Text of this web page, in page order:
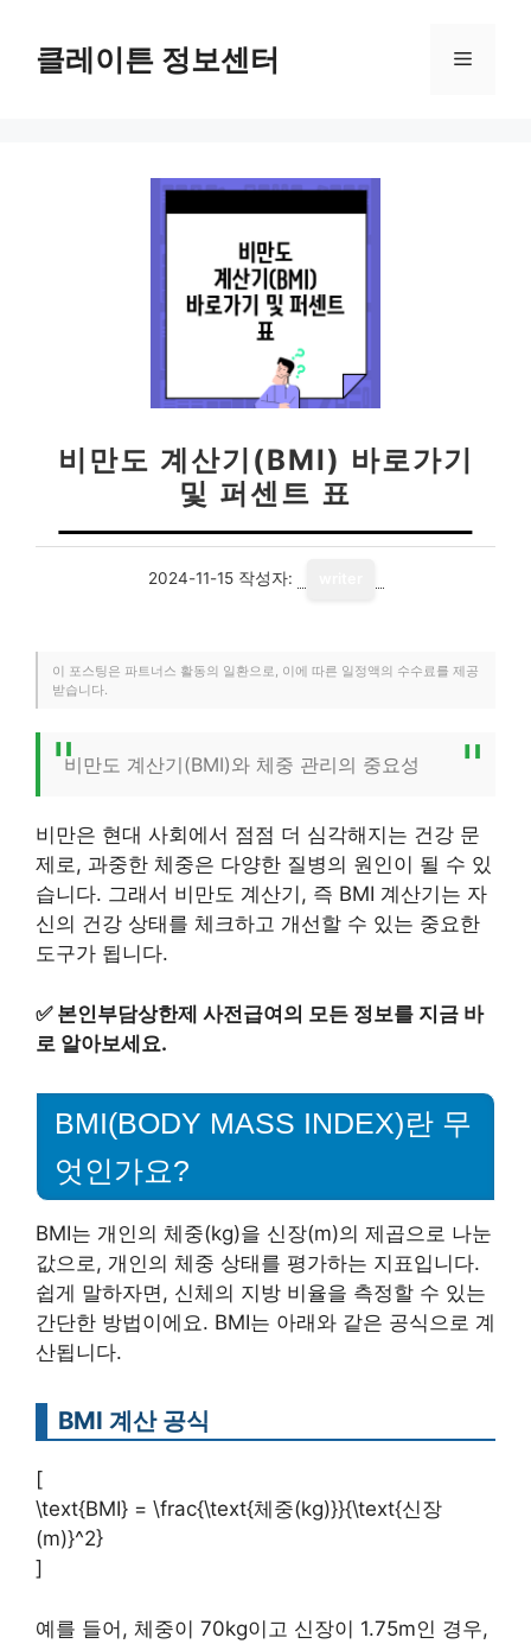
클레이튼 정보센터 메
비만도 계산기(BMI) 바로가기
및 퍼센트 표
2024-11-15 작성자:
이 포스팅은 파트너스 활동의 일환으로, 이에 따른 일정액의 수수료를 제공
받습니다.
비만도 계산기(BMI)와 체중 관리의 중요성
비만은 현대 사회에서 점점 더 심각해지는 건강 문
제로, 과중한 체중은 다양한 질병의 원인이 될 수 있
습니다. 그래서 비만도 계산기, 즉 BMI 계산기는 자
신의 건강 상태를 체크하고 개선할 수 있는 중요한
도구가 됩니다.
✅ 본인부담상한제 사전급여의 모든 정보를 지금 바
로 알아보세요.
BMI(BODY MASS INDEX)란 무
엇인가요?
BMI는 개인의 체중(kg)을 신장(m)의 제곱으로 나눈
값으로, 개인의 체중 상태를 평가하는 지표입니다.
쉽게 말하자면, 신체의 지방 비율을 측정할 수 있는
간단한 방법이에요. BMI는 아래와 같은 공식으로 계
산됩니다.
BMI 계산 공식
[
\text{BMI} = \frac{\text{체중(kg)}}{\text{신장
(m)}^2}
]
예를 들어, 체중이 70kg이고 신장이 1.75m인 경우,